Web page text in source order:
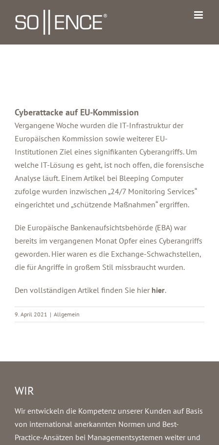
Inhalt
springen
Cyberattacke auf EU-Kommission
Vergangene Woche wurden die IT-Infrastruktur der
Europäischen Kommission sowie weiterer EU-
Institutionen Ziel eines signifikanten Cyberangriffs. Um
welche IT-Lösung es geht, ist noch offen, die forensische
Analyse läuft. Einem Artikel bei Bleeping Computer
zufolge wurden inzwischen „24/7 Monitoring Services“
eingerichtet und „schützende Maßnahmen“ ergriffen.
Die Europäische Bankenaufsichtsbehörde (EBA) war
bereits im vergangenen Monat Opfer eines Cyberangriffs
geworden. Hier waren es die Exchange-Schwachstellen,
die für Angriffe in großem Stil missbraucht wurden.
Den vollständigen Artikel finden Sie hier hier.
9. April 2021 | Allgemein
WIR
Wir entwickeln die Kompetenz unserer Kunden auf Basis
von international anerkannten Normen und Best-
Practice-Ansätzen bei Managementsystemen weiter und